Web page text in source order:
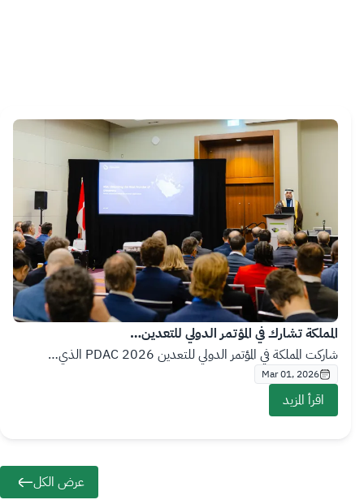
Image
المملكة تشارك في المؤتمر الدولي للتعدين…
شاركت المملكة في المؤتمر الدولي للتعدين PDAC 2026 الذي…
Mar 01, 2026
اقرأ المزيد
عرض الكل